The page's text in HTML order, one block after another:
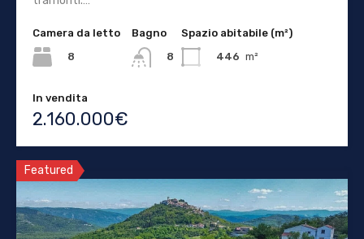
Camera da letto
8
Bagno
8
Spazio abitabile (m²)
446 m²
In vendita
2.160.000€
Featured